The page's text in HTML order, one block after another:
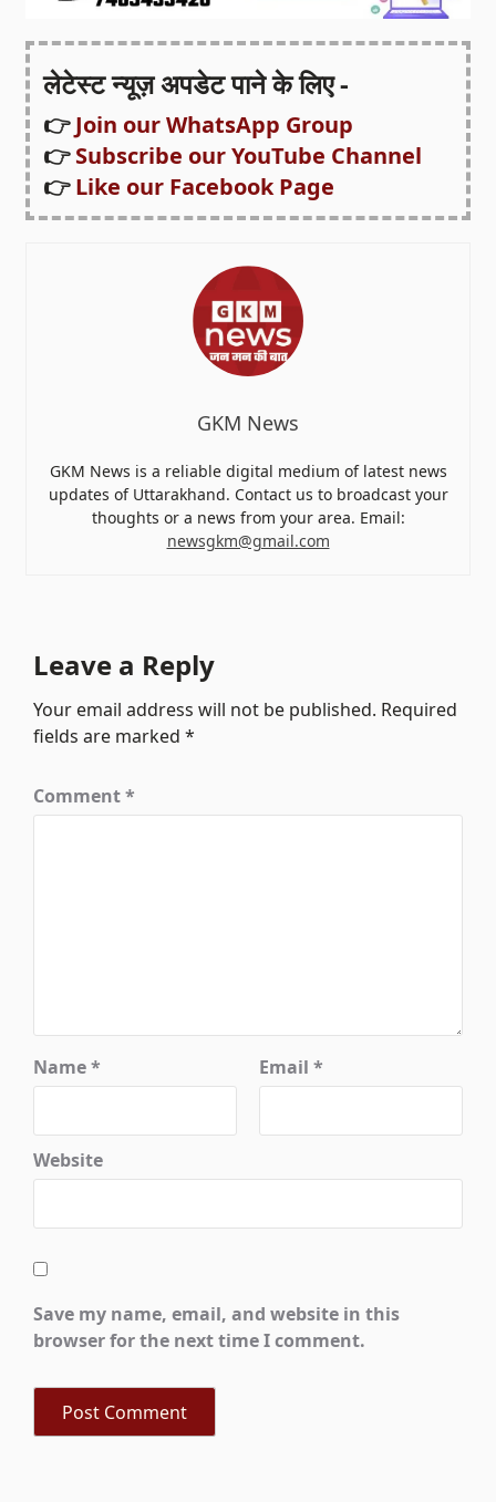
लेटेस्ट न्यूज़ अपडेट पाने के लिए -
👉Join our WhatsApp Group
👉Subscribe our YouTube Channel
👉Like our Facebook Page
GKM News
GKM News is a reliable digital medium of latest news
updates of Uttarakhand. Contact us to broadcast your
thoughts or a news from your area. Email:
newsgkm@gmail.com
Leave a Reply
Your email address will not be published. Required
fields are marked*
Comment*
Name* Email *
Website
Save my name, email, and website in this
browser for the next time I comment.